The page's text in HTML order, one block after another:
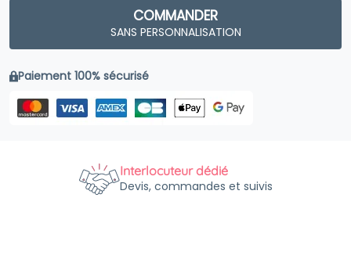
COMMANDER
SANS PERSONNALISATION
Paiement 100% sécurisé
Interlocuteur dédié
Devis, commandes et suivis